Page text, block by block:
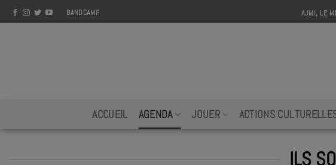
Skip
to
BANDCAMP AJMI, LE
ACCUEIL AGENDA JOUER ACTIONS
ILS